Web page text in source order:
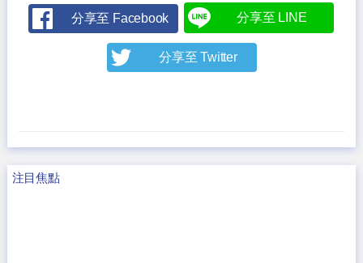
分享至 Facebook 分享至 LINE
分享至 Twitter
注目焦點